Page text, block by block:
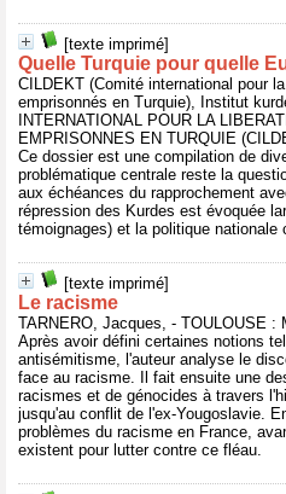
[texte imprimé]
Quelle Turquie pour quelle
CILDEKT (Comité international pour
emprisonnés en Turquie), Institut
INTERNATIONAL POUR LA
EMPRISONNES EN TURQUIE
Ce dossier est une compilation de
problématique centrale reste la
aux échéances du rapprochement
répression des Kurdes est évoquée
témoignages) et la politique nationale
[texte imprimé]
Le racisme
TARNERO, Jacques, - TOULOUSE :
Après avoir défini certaines notions
antisémitisme, l'auteur analyse le
face au racisme. Il fait ensuite une
racismes et de génocides à travers
jusqu'au conflit de l'ex-Yougoslavie.
problèmes du racisme en France,
existent pour lutter contre ce fléau.